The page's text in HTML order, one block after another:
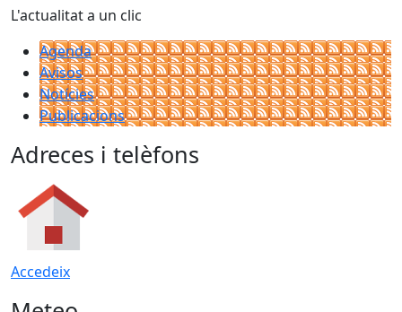
L'actualitat a un clic
Agenda
Avisos
Notícies
Publicacions
Adreces i telèfons
Accedeix